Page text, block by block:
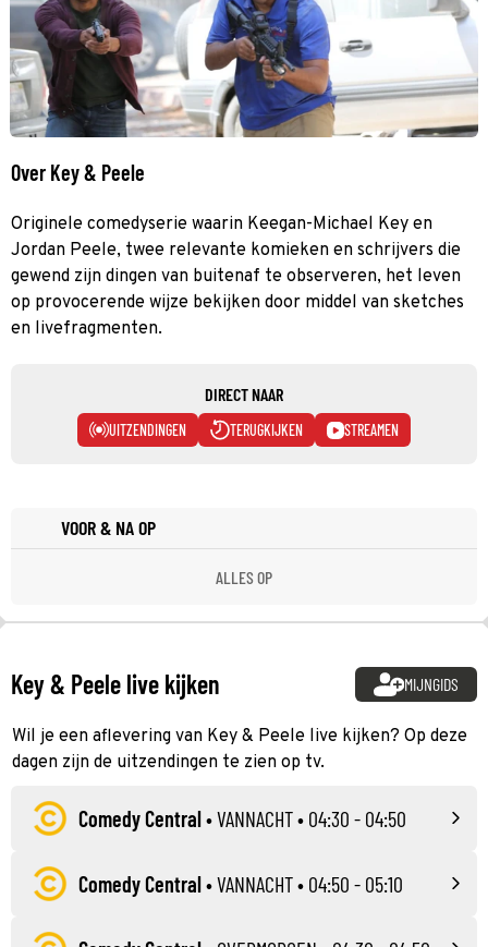
Over Key & Peele
Originele comedyserie waarin Keegan-Michael Key en
Jordan Peele, twee relevante komieken en schrijvers die
gewend zijn dingen van buitenaf te observeren, het leven
op provocerende wijze bekijken door middel van sketches
en livefragmenten.
DIRECT NAAR
UITZENDINGEN TERUGKIJKEN STREAMEN
VOOR & NA OP
ALLES OP
Key & Peele live kijken MIJNGIDS
Wil je een aflevering van Key & Peele live kijken? Op deze
dagen zijn de uitzendingen te zien op tv.
Comedy Central•VANNACHT• 04:30 - 04:50
Comedy Central•VANNACHT• 04:50 - 05:10